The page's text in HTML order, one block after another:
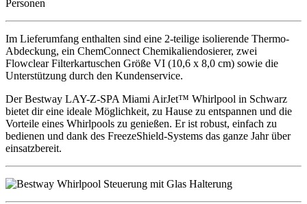
Im Lieferumfang enthalten sind eine 2-teilige isolierende Thermo-
Abdeckung, ein ChemConnect Chemikaliendosierer, zwei
Flowclear Filterkartuschen Größe VI (10,6 x 8,0 cm) sowie die
Unterstützung durch den Kundenservice.
Der Bestway LAY-Z-SPA Miami AirJet™ Whirlpool in Schwarz
bietet dir eine ideale Möglichkeit, zu Hause zu entspannen und die
Vorteile eines Whirlpools zu genießen. Er ist robust, einfach zu
bedienen und dank des FreezeShield-Systems das ganze Jahr über
einsatzbereit.